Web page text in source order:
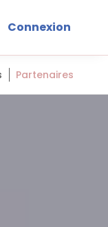
Connexion
Partenaires